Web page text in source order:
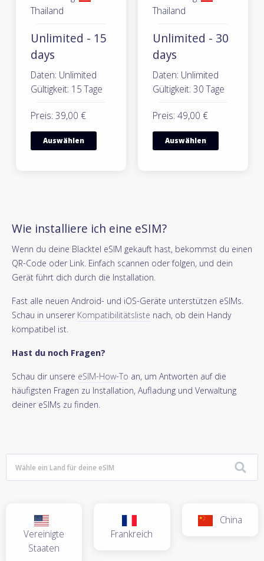
Thailand
Unlimited - 15
days
Daten: Unlimited
Gültigkeit: 15 Tage
Preis: 39,00 €
Auswählen
Thailand
Unlimited - 30
days
Daten: Unlimited
Gültigkeit: 30 Tage
Preis: 49,00 €
Auswählen
Wie installiere ich eine eSIM?
Wenn du deine Blacktel eSIM gekauft hast, bekommst du einen
QR-Code oder Link. Einfach scannen oder folgen, und dein
Gerät führt dich durch die Installation.
Fast alle neuen Android- und iOS-Geräte unterstützen eSIMs.
Schau in unserer Kompatibilitätsliste nach, ob dein Handy
kompatibel ist.
Hast du noch Fragen?
Schau dir unsere eSIM-How-To an, um Antworten auf die
häufigsten Fragen zu Installation, Aufladung und Verwaltung
deiner eSIMs zu finden.
Vereinigte
Staaten
Frankreich
China